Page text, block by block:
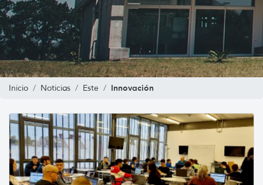
Inicio Noticias Este Innovación